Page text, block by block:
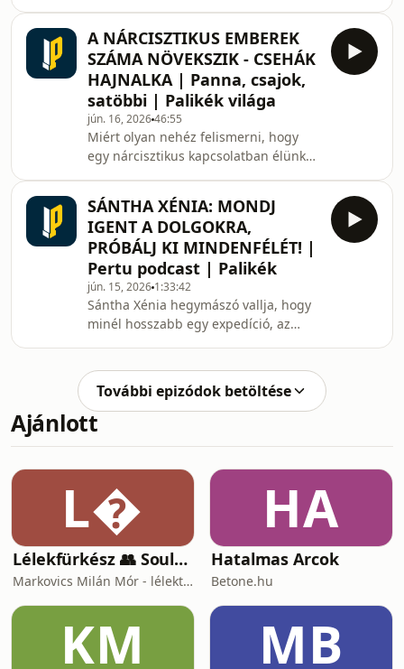
Romániában, illetve 2021 óta Érdeme
egy marék friss zöldfűszer fontosabb,
mint a legdrágább fűszerkeverék?A
Panna Cotta legújabb epizódjában
Balázsy Panna vendége Kaldeneker
György, akit sokan Giorgio néven
ismernek. A beszélgetésben szó esik
gyerekkoráról, a nagymamájától
örökölt konyhai szemléletről, a
kanadai nagykövetsége
A NÁRCISZTIKUS EMBEREK
SZÁMA NÖVEKSZIK - CSEHÁK
HAJNALKA | Panna, csajok,
satöbbi | Palikék világa
jún. 16, 202646:55
Miért olyan nehéz felismerni, hogy
egy nárcisztikus kapcsolatban élünk?
alakul ki, és valóban lehet-e változni?A
Panna, csajok, satöbbi legújabb
epizódjában Csehák Hajnalka volt a
vendég, akivel Panna a nárcisztikus
személyiség működéséről, a
párkapcsolatokban megjelenő
figyelmeztető jelekről és a gyógyulás
lehetőségeiről beszélgetett.A
beszélgetésből kiderül, milye
SÁNTHA XÉNIA: MONDJ
IGENT A DOLGOKRA,
PRÓBÁLJ KI MINDENFÉLÉT! |
Pertu podcast | Palikék
jún. 15, 2026 1:33:42
Sántha Xénia hegymászó vallja, hogy
minél hosszabb egy expedíció, az
2025-ben a Manaszlu-csúcs
meghódításával egy csapásra vált a
figyelem középpontjává, hiszen ezzel
a teljesítményével a világ élvonalas
magát. A Pertu legfrissebb
epizódjában a Himalája-expedíción túl
a fáradságos felkészülési
További epizódok betöltése
Ajánlott
L
Lélekfürkész 👥 SoulScout
Markovics Milán Mór - lélektan, tudomány, vallás, harc
HA
Hatalmas Arcok
Betone.hu
KM MB